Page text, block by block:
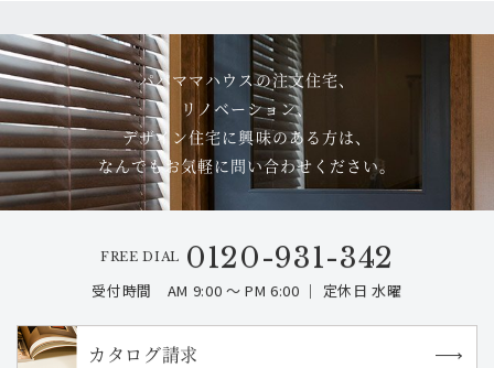
パパママハウスの注文住宅、
リノベーション、
デザイン住宅に興味のある方は、
なんでもお気軽に問い合わせください。
FREE DIAL 0120-931-342
受付時間 AM 9:00 ～ PM 6:00 ｜ 定休日 水曜
カタログ請求